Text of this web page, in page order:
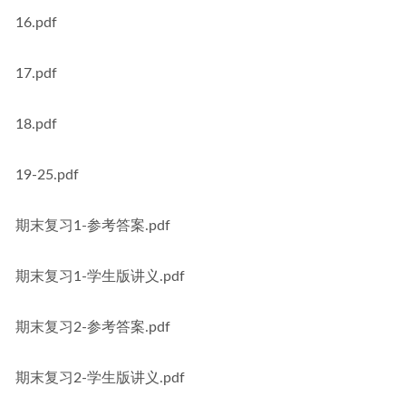
16.pdf
17.pdf
18.pdf
19-25.pdf
期末复习1-参考答案.pdf
期末复习1-学生版讲义.pdf
期末复习2-参考答案.pdf
期末复习2-学生版讲义.pdf